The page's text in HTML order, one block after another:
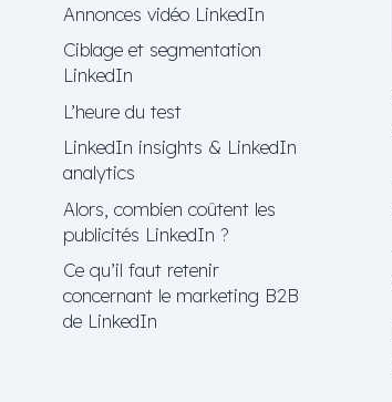
Annonces vidéo LinkedIn
Ciblage et segmentation
LinkedIn
L’heure du test
LinkedIn insights & LinkedIn
analytics
Alors, combien coûtent les
publicités LinkedIn ?
Ce qu’il faut retenir
concernant le marketing B2B
de LinkedIn